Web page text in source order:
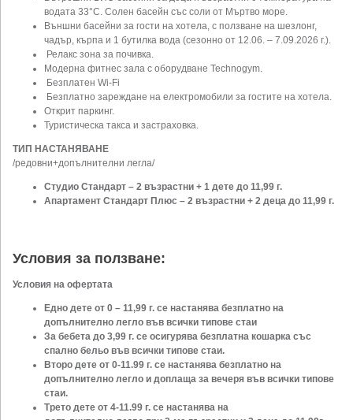
водата 33°C. Солен басейн със соли от Мъртво море.
Външни басейни за гости на хотела, с ползване на шезлонг,
чадър, кърпа и 1 бутилка вода (сезонно от 12.06. – 7.09.2026 г.).
Релакс зона за почивка.
Модерна фитнес зала с оборудване Technogym.
Безплатен Wi-Fi
Безплатно зареждане на електромобили за гостите на хотела.
Открит паркинг.
Туристическа такса и застраховка.
ТИП НАСТАНЯВАНЕ
/редовни+допълнителни легла/
Студио Стандарт – 2 възрастни + 1 дете до 11,99 г.
Апартамент Стандарт Плюс – 2 възрастни + 2 деца до 11,99 г.
Условия за ползване:
Условия на офертата
Едно дете от 0 – 11,99 г. се настанява безплатно на
допълнително легло във всички типове стаи
За бебета до 3,99 г. се осигурява безплатна кошарка със
спално бельо във всички типове стаи.
Второ дете от 0-11.99 г. се настанява безплатно на
допълнително легло и доплаща за вечеря във всички типове
стаи.
Трето дете от 4-11.99 г. се настанява на